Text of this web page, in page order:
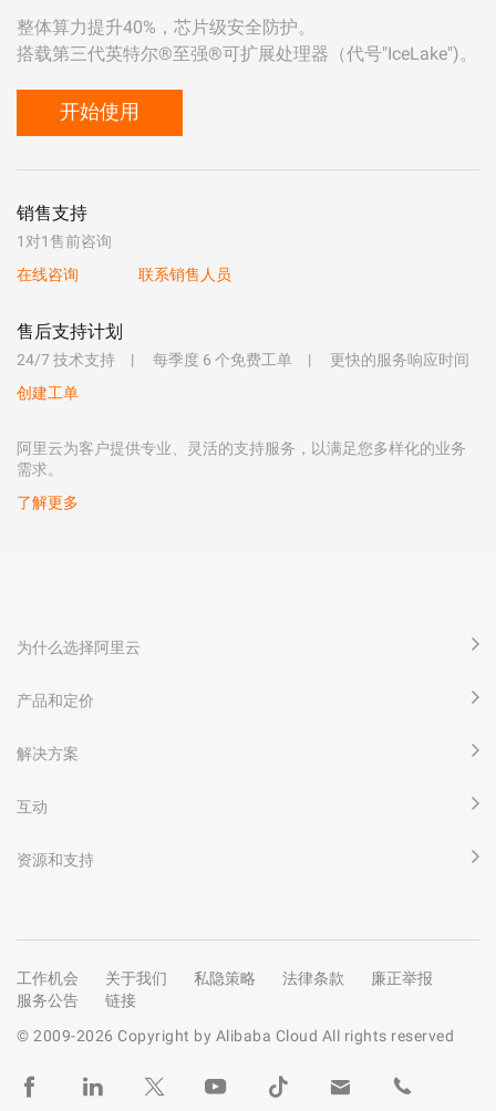
整体算力提升40%，芯片级安全防护。
搭载第三代英特尔®至强®可扩展处理器（代号"IceLake")。
开始使用
销售支持
1对1售前咨询
在线咨询
联系销售人员
售后支持计划
24/7 技术支持 每季度 6 个免费工单
更快的服务响应时间
创建工单
阿里云为客户提供专业、灵活的支持服务，以满足您多样化的业务
需求。
了解更多
为什么选择阿里云
产品和定价
解决方案
互动
资源和支持
工作机会 关于我们 私隐策略 法律条款
廉正举报
服务公告
链接
© 2009-2026 Copyright by Alibaba Cloud All rights reserved